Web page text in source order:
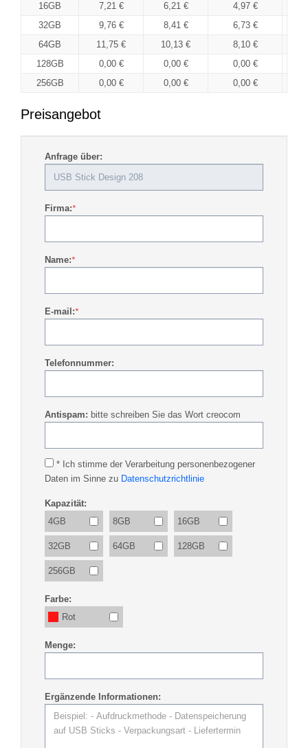
16GB
7,21 € 6,21 € 4,97 €
32GB
9,76 € 8,41 € 6,73 €
64GB
11,75 € 10,13 € 8,10 €
128GB
0,00 € 0,00 € 0,00 €
256GB
0,00 € 0,00 € 0,00 €
Preisangebot
Anfrage über:
Firma:*
Name:*
E-mail:*
Telefonnummer:
Antispam: bitte schreiben Sie das Wort creocom
* Ich stimme der Verarbeitung personenbezogener
Daten im Sinne zu Datenschutzrichtlinie
Kapazität:
4GB
8GB 16GB
32GB 64GB 128GB
256GB
Farbe:
Rot
Menge:
Ergänzende Informationen: